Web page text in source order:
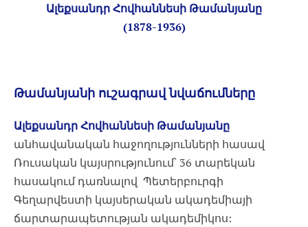
Ալեքսանդր Հովհաննեսի Թամանյանը
(1878-1936)
Թամանյանի ուշագրավ նվաճումները
Ալեքսանդր Հովհաննեսի Թամանյանը
անհավանական հաջողությունների հասավ
Ռուսական կայսրությունում՝ 36 տարեկան
հասակում դառնալով Պետերբուրգի
Գեղարվեստի կայսերական ակադեմիայի
ճարտարապետության ակադեմիկոս: